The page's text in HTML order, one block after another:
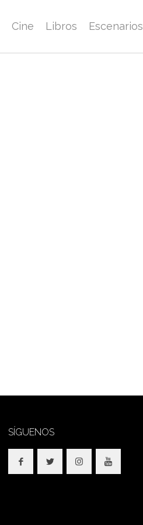
Cine Libros Escenarios
SÍGUENOS